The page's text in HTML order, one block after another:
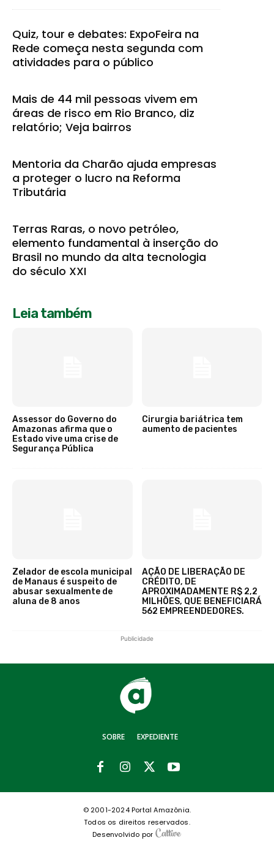
Quiz, tour e debates: ExpoFeira na
Rede começa nesta segunda com
atividades para o público
Mais de 44 mil pessoas vivem em
áreas de risco em Rio Branco, diz
relatório; Veja bairros
Mentoria da Charão ajuda empresas
a proteger o lucro na Reforma
Tributária
Terras Raras, o novo petróleo,
elemento fundamental à inserção do
Brasil no mundo da alta tecnologia
do século XXI
Leia também
Assessor do Governo do
Amazonas afirma que o
Estado vive uma crise de
Segurança Pública
Cirurgia bariátrica tem
aumento de pacientes
Zelador de escola municipal
de Manaus é suspeito de
abusar sexualmente de
aluna de 8 anos
AÇÃO DE LIBERAÇÃO DE
CRÉDITO, DE
APROXIMADAMENTE R$ 2,2
MILHÕES, QUE BENEFICIARÁ
562 EMPREENDEDORES.
Publicidade
SOBRE EXPEDIENTE
© 2001-2024 Portal Amazônia.
Todos os direitos reservados.
Desenvolvido por